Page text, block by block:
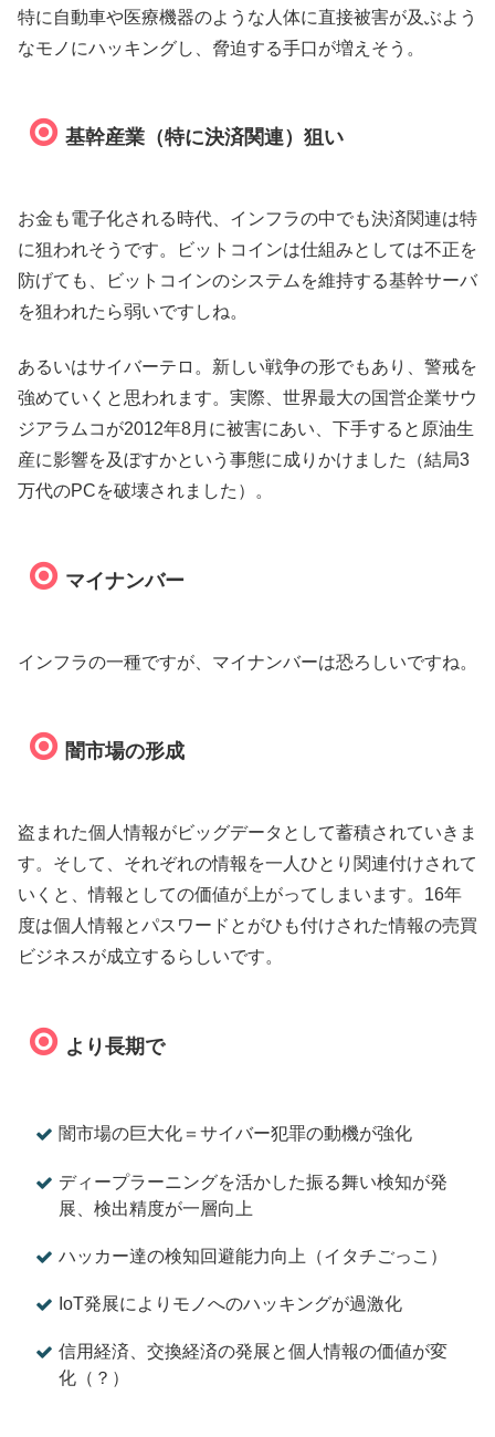
特に自動車や医療機器のような人体に直接被害が及ぶよう
なモノにハッキングし、脅迫する手口が増えそう。
基幹産業（特に決済関連）狙い
お金も電子化される時代、インフラの中でも決済関連は特
に狙われそうです。ビットコインは仕組みとしては不正を
防げても、ビットコインのシステムを維持する基幹サーバ
を狙われたら弱いですしね。
あるいはサイバーテロ。新しい戦争の形でもあり、警戒を
強めていくと思われます。実際、世界最大の国営企業サウ
ジアラムコが2012年8月に被害にあい、下手すると原油生
産に影響を及ぼすかという事態に成りかけました（結局3
万代のPCを破壊されました）。
マイナンバー
インフラの一種ですが、マイナンバーは恐ろしいですね。
闇市場の形成
盗まれた個人情報がビッグデータとして蓄積されていきま
す。そして、それぞれの情報を一人ひとり関連付けされて
いくと、情報としての価値が上がってしまいます。16年
度は個人情報とパスワードとがひも付けされた情報の売買
ビジネスが成立するらしいです。
より長期で
闇市場の巨大化＝サイバー犯罪の動機が強化
ディープラーニングを活かした振る舞い検知が発
展、検出精度が一層向上
ハッカー達の検知回避能力向上（イタチごっこ）
IoT発展によりモノへのハッキングが過激化
信用経済、交換経済の発展と個人情報の価値が変
化（？）